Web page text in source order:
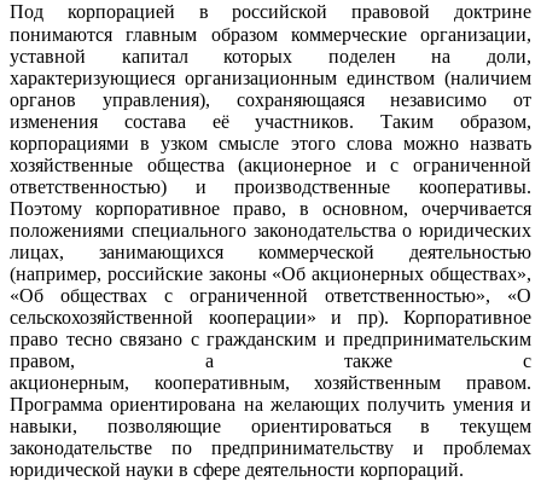
Под корпорацией в российской правовой доктрине
понимаются главным образом коммерческие организации,
уставной капитал которых поделен на доли,
характеризующиеся организационным единством (наличием
органов управления), сохраняющаяся независимо от
изменения состава её участников. Таким образом,
корпорациями в узком смысле этого слова можно назвать
хозяйственные общества (акционерное и с ограниченной
ответственностью) и производственные кооперативы.
Поэтому корпоративное право, в основном, очерчивается
положениями специального законодательства о юридических
лицах, занимающихся коммерческой деятельностью
(например, российские законы «Об акционерных обществах»,
«Об обществах с ограниченной ответственностью», «О
сельскохозяйственной кооперации» и пр). Корпоративное
право тесно связано с гражданским и предпринимательским
правом, а также с
акционерным, кооперативным, хозяйственным правом.
Программа ориентирована на желающих получить умения и
навыки, позволяющие ориентироваться в текущем
законодательстве по предпринимательству и проблемах
юридической науки в сфере деятельности корпораций.